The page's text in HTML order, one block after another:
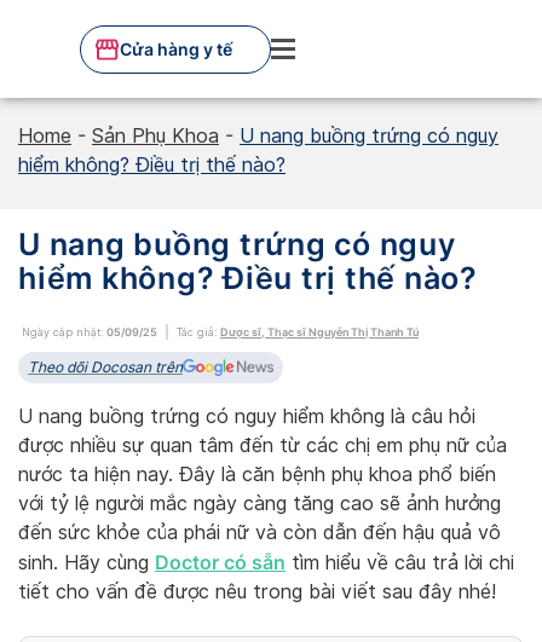
Cửa hàng y tế
Home - Sản Phụ Khoa - U nang buồng trứng có nguy
hiểm không? Điều trị thế nào?
U nang buồng trứng có nguy
hiểm không? Điều trị thế nào?
Ngày cập nhật: 05/09/25 Tác giả: Dược sĩ, Thạc sĩ Nguyễn Thị Thanh Tú
Theo dõi Docosan trên
U nang buồng trứng có nguy hiểm không là câu hỏi
được nhiều sự quan tâm đến từ các chị em phụ nữ của
nước ta hiện nay. Đây là căn bệnh phụ khoa phổ biến
với tỷ lệ người mắc ngày càng tăng cao sẽ ảnh hưởng
đến sức khỏe của phái nữ và còn dẫn đến hậu quả vô
sinh. Hãy cùng Doctor có sẵn tìm hiểu về câu trả lời chi
tiết cho vấn đề được nêu trong bài viết sau đây nhé!